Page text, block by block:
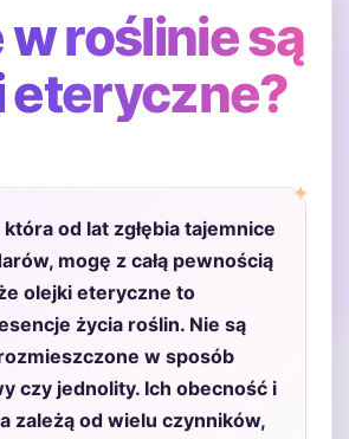
w roślinie są
eteryczne?
od lat zgłębia tajemnice
mogę z całą pewnością
olejki eteryczne to
życia roślin. Nie są
w sposób
czy jednolity. Ich obecność i
zależą od wielu czynników,